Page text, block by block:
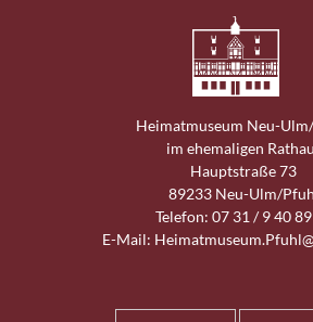
Heimat­museum Neu-
im ehemaligen
Hauptstraße 73
89233 Neu-Ulm/
Telefon: 07 31 / 9 40
E-Mail: Heimatmuseum.Pfuhl@